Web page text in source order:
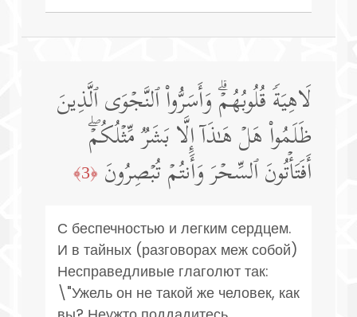
لَاهِیَةࣰ قُلُوبُهُمۡۗ وَأَسَرُّوا۟ ٱلنَّجۡوَى ٱلَّذِینَ
ظَلَمُوا۟ هَلۡ هَـٰذَاۤ إِلَّا بَشَرࣱ مِّثۡلُكُمۡۖ
أَفَتَأۡتُونَ ٱلسِّحۡرَ وَأَنتُمۡ تُبۡصِرُونَ ﴿3﴾
С беспечностью и легким сердцем.
И в тайных (разговорах меж собой)
Несправедливые глаголют так:
\"Ужель он не такой же человек, как